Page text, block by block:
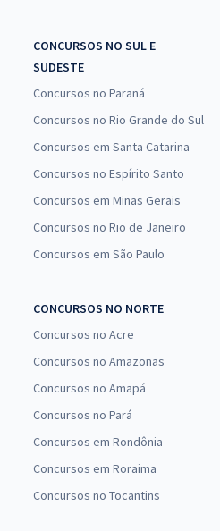
CONCURSOS NO SUL E
SUDESTE
Concursos no Paraná
Concursos no Rio Grande do Sul
Concursos em Santa Catarina
Concursos no Espírito Santo
Concursos em Minas Gerais
Concursos no Rio de Janeiro
Concursos em São Paulo
CONCURSOS NO NORTE
Concursos no Acre
Concursos no Amazonas
Concursos no Amapá
Concursos no Pará
Concursos em Rondônia
Concursos em Roraima
Concursos no Tocantins